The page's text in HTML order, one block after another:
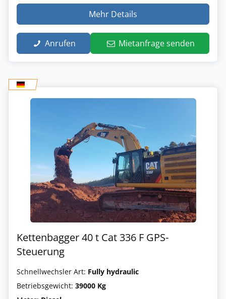
Mehr Details
Anrufen Mietanfrage senden
Kettenbagger 40 t Cat 336 F GPS-
Steuerung
Schnellwechsler Art: Fully hydraulic
Betriebsgewicht: 39000 Kg